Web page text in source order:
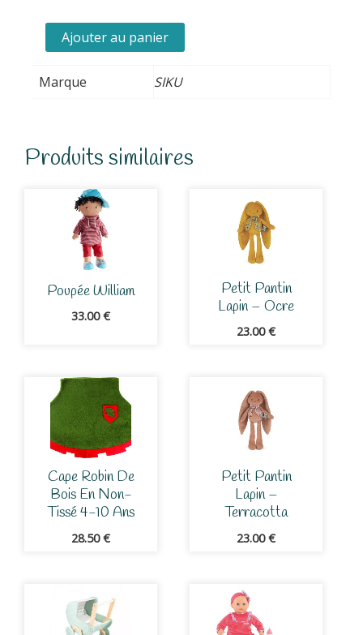
Audi
RS5
Ajouter au panier
Marque SIKU
Produits similaires
Poupée William
33.00€
Petit Pantin
Lapin – Ocre
23.00€
Cape Robin De
Bois En Non-
Tissé 4-10 Ans
28.50€
Petit Pantin
Lapin –
Terracotta
23.00€